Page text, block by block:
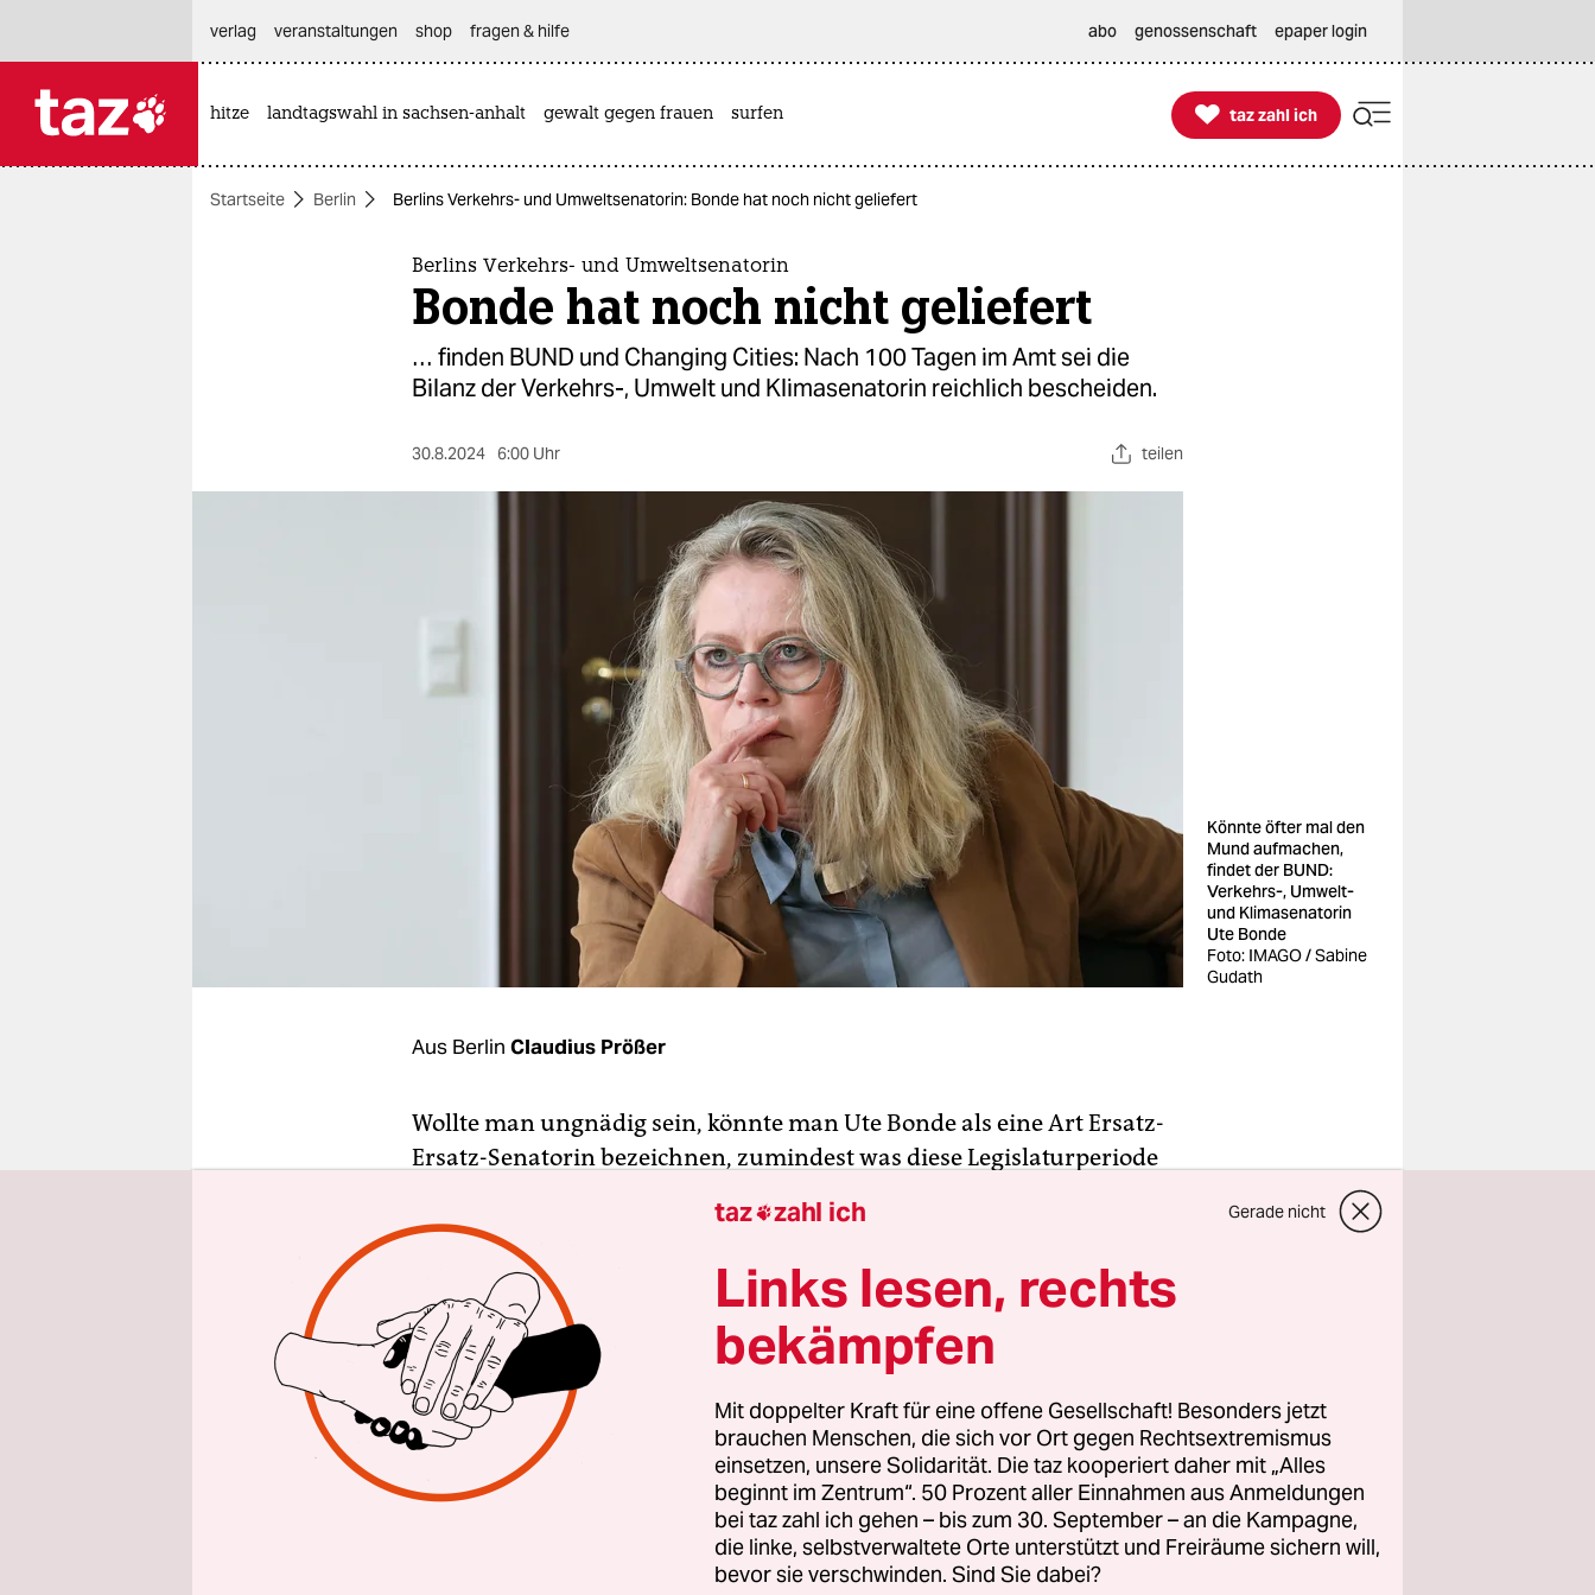
themen
verlag
veranstaltungen shop fragen & hilfe abo genossenschaft epaper login
hitze landtagswahl in sachsen-anhalt gewalt gegen frauen surfen 
taz zahl ich
taz zahl ich
Startseite Berlin Berlins Verkehrs- und Umweltsenatorin: Bonde hat noch nicht geliefert
Berlins Verkehrs- und Umweltsenatorin
Bonde hat noch nicht geliefert
… finden BUND und Changing Cities: Nach 100 Tagen im Amt sei die
Bilanz der Verkehrs-, Umwelt und Klimasenatorin reichlich bescheiden.
30.8.2024 6:00 Uhr teilen
Könnte öfter mal den
Mund aufmachen,
findet der BUND:
Verkehrs-, Umwelt-
und Klimasenatorin
Ute Bonde
Foto: IMAGO / Sabine
Gudath
Aus Berlin Claudius Prößer
Wollte man ungnädig sein, könnte man Ute Bonde als eine Art Ersatz-
Ersatz-Senatorin bezeichnen, zumindest was diese Legislaturperiode
(CDU) übernahm die Verkehrs-, Umwelt- und Klimaverwaltung am 23.
Mai von ihrer Parteifreundin Manja Schreiner, als die über
Plagiatsvorwürfe stolperte. Schreiner selbst hatte das Amt ein gutes
Jahr zuvor – nach Wiederholungswahl und Senatsneubildung – von
Bettina Jarasch (Grüne) übernommen.
Bis Herbst 2026 hat Bonde aber noch die Chance, für den längsten
Abschnitt der Wahlperiode die Geschicke der Senatsverwaltung zu
lenken. Geht es nach dem BUND-Landesverband, muss sie sich aber
noch sehr ins Zeug legen, um etwas zu leisten: In einer 100-Tage-
Bilanz attestierte der Bund für Umwelt und Naturschutz am
taz zahl ich Gerade nicht
Links lesen, rechts
bekämpfen
Mit doppelter Kraft für eine offene Gesellschaft! Besonders jetzt
brauchen Menschen, die sich vor Ort gegen Rechtsextremismus
einsetzen, unsere Solidarität. Die taz kooperiert daher mit „Alles
beginnt im Zentrum“. 50 Prozent aller Einnahmen aus Anmeldungen
bei taz zahl ich gehen – bis zum 30. September – an die Kampagne,
die linke, selbstverwaltete Orte unterstützt und Freiräume sichern will,
bevor sie verschwinden. Sind Sie dabei?